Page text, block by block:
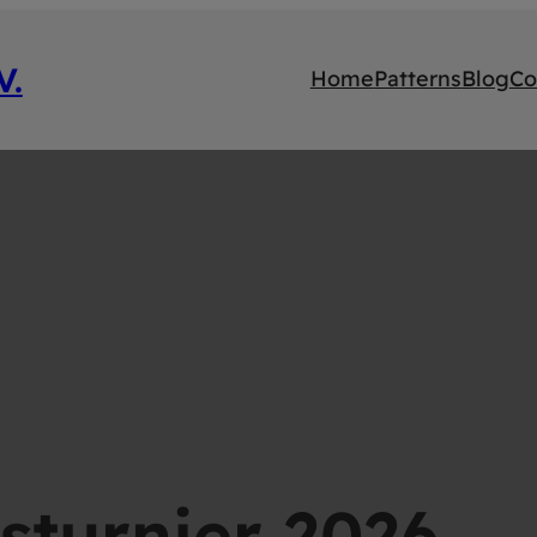
HomePatternsBlog